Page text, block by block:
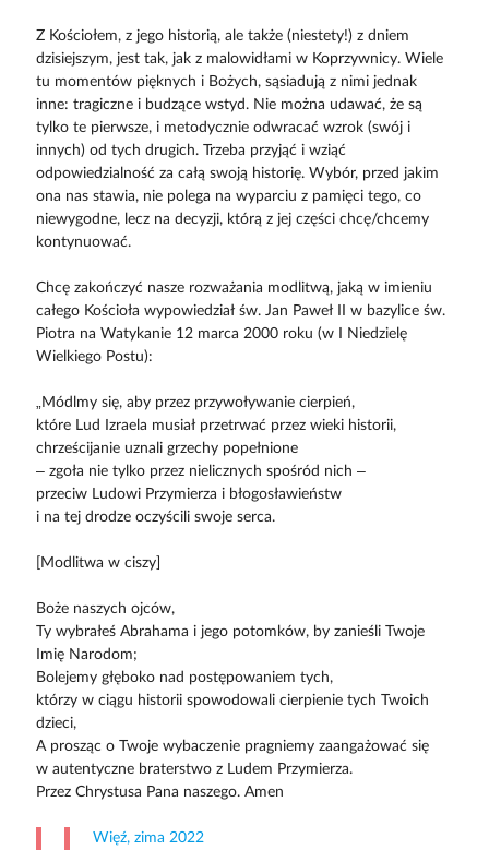
Z Kościołem, z jego historią, ale także (niestety!) z dniem
dzisiejszym, jest tak, jak z malowidłami w Koprzywnicy. Wiele
tu momentów pięknych i Bożych, sąsiadują z nimi jednak
inne: tragiczne i budzące wstyd. Nie można udawać, że są
tylko te pierwsze, i metodycznie odwracać wzrok (swój i
innych) od tych drugich. Trzeba przyjąć i wziąć
odpowiedzialność za całą swoją historię. Wybór, przed jakim
ona nas stawia, nie polega na wyparciu z pamięci tego, co
niewygodne, lecz na decyzji, którą z jej części chcę/chcemy
kontynuować.
Chcę zakończyć nasze rozważania modlitwą, jaką w imieniu
całego Kościoła wypowiedział św. Jan Paweł II w bazylice św.
Piotra na Watykanie 12 marca 2000 roku (w I Niedzielę
Wielkiego Postu):
„Módlmy się, aby przez przywoływanie cierpień,
które Lud Izraela musiał przetrwać przez wieki historii,
chrześcijanie uznali grzechy popełnione
– zgoła nie tylko przez nielicznych spośród nich –
przeciw Ludowi Przymierza i błogosławieństw
i na tej drodze oczyścili swoje serca.
[Modlitwa w ciszy]
Boże naszych ojców,
Ty wybrałeś Abrahama i jego potomków, by zanieśli Twoje
Imię Narodom;
Bolejemy głęboko nad postępowaniem tych,
którzy w ciągu historii spowodowali cierpienie tych Twoich
dzieci,
A prosząc o Twoje wybaczenie pragniemy zaangażować się
w autentyczne braterstwo z Ludem Przymierza.
Przez Chrystusa Pana naszego. Amen
Więź, zima 2022